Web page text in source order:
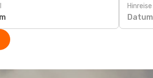
Hinreise
Datum